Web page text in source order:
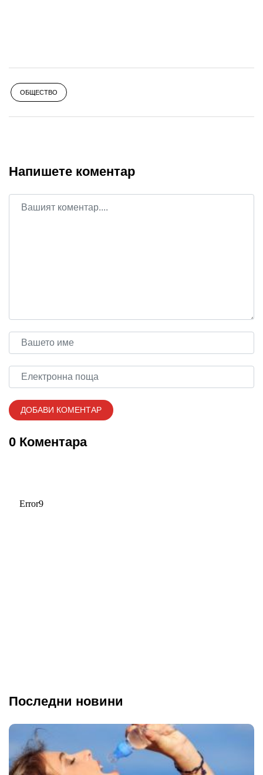
ОБЩЕСТВО
Напишете коментар
0 Коментара
Последни новини